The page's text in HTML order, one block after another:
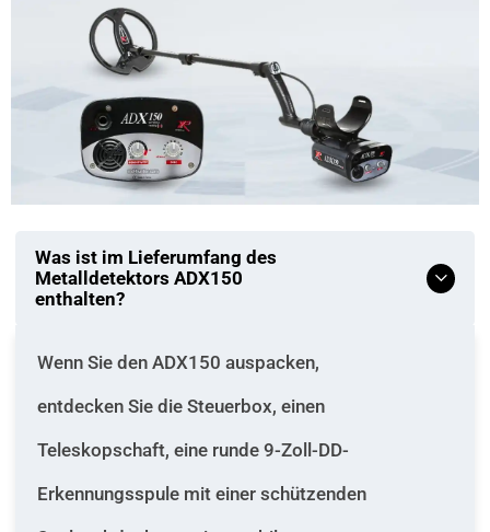
Was ist im Lieferumfang des
Metalldetektors ADX150
enthalten?
Wenn Sie den ADX150 auspacken,
entdecken Sie die Steuerbox, einen
Teleskopschaft, eine runde 9-Zoll-DD-
Erkennungsspule mit einer schützenden